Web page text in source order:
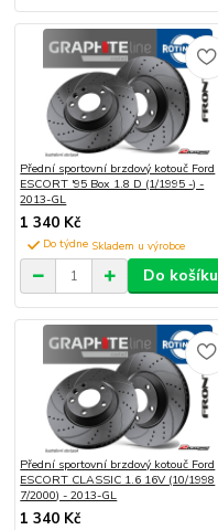
Přední sportovní brzdový kotouč Ford
ESCORT '95 Box 1.8 D (1/1995 -) -
2013-GL
1 340 Kč
Do týdne
Do košíku
Přední sportovní brzdový kotouč Ford
ESCORT CLASSIC 1.6 16V (10/1998
7/2000) - 2013-GL
1 340 Kč